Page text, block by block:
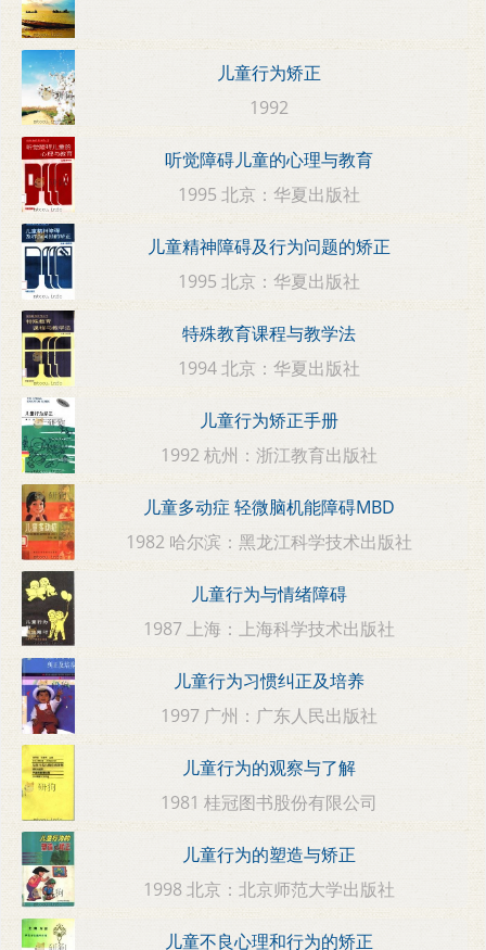
儿童行为矫正
1992
听觉障碍儿童的心理与教育
1995 北京：华夏出版社
儿童精神障碍及行为问题的矫正
1995 北京：华夏出版社
特殊教育课程与教学法
1994 北京：华夏出版社
儿童行为矫正手册
1992 杭州：浙江教育出版社
儿童多动症 轻微脑机能障碍MBD
1982 哈尔滨：黑龙江科学技术出版社
儿童行为与情绪障碍
1987 上海：上海科学技术出版社
儿童行为习惯纠正及培养
1997 广州：广东人民出版社
儿童行为的观察与了解
1981 桂冠图书股份有限公司
儿童行为的塑造与矫正
1998 北京：北京师范大学出版社
儿童不良心理和行为的矫正